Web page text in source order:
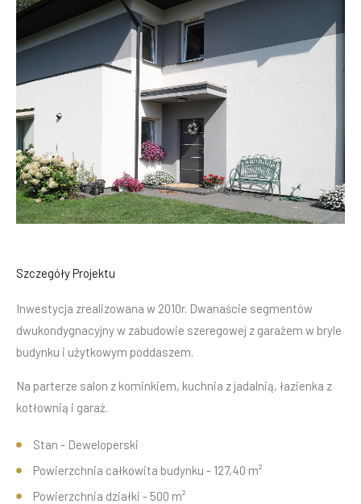
Szczegóły Projektu
Inwestycja zrealizowana w 2010r. Dwanaście segmentów
dwukondygnacyjny w zabudowie szeregowej z garażem w bryle
budynku i użytkowym poddaszem.
Na parterze salon z kominkiem, kuchnia z jadalnią, łazienka z
kotłownią i garaż.
Stan - Deweloperski
Powierzchnia całkowita budynku - 127,40 m²
Powierzchnia działki - 500 m²